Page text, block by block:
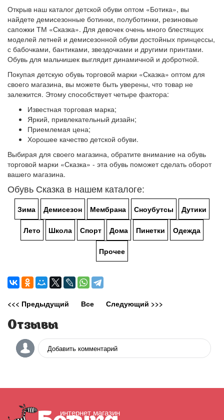
Открыв наш каталог детской обуви оптом «Ботика», вы
найдете демисезонные ботинки, полуботинки, резиновые
сапожки ТМ «Сказка». Для девочек очень много блестящих
моделей летней и демисезонной обуви достойных принцессы,
с бабочками, бантиками, звездочками и другими принтами.
Обувь для мальчишек выглядит динамичной и добротной.
Покупая детскую обувь торговой марки «Сказка» оптом для
своего магазина, вы можете быть уверены, что товар не
залежится. Этому способствует четыре фактора:
Известная торговая марка;
Яркий, привлекательный дизайн;
Приемлемая цена;
Хорошее качество детской обуви.
Выбирая для своего магазина, обратите внимание на обувь
торговой марки «Сказка» - эта обувь поможет сделать оборот
вашего магазина.
Обувь Сказка в нашем каталоге:
Зима Демисезон Мембрана Сноубутсы Дутики
Лето Школа Спорт Дома Пинетки Одежда
Прочее
<<< Предыдущий Все Следующий >>>
Отзывы
Добавить комментарий
интернет магазин